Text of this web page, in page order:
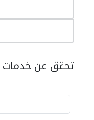
تحقق عن خدمات